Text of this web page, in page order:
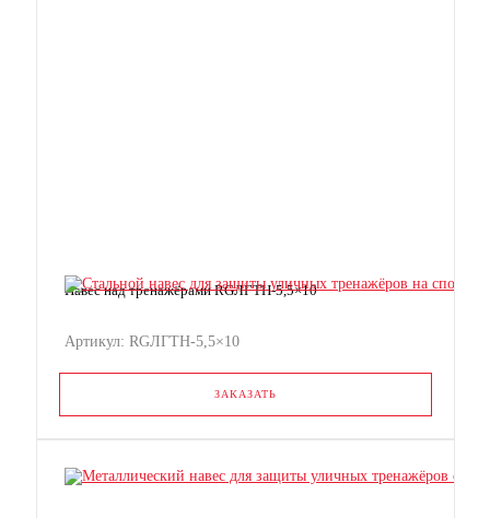
Навес над тренажёрами RGЛГТН-5,5×10
Артикул: RGЛГТН-5,5×10
ЗАКАЗАТЬ